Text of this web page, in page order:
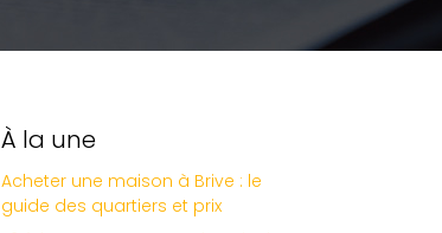
À la une
Acheter une maison à Brive : le
guide des quartiers et prix